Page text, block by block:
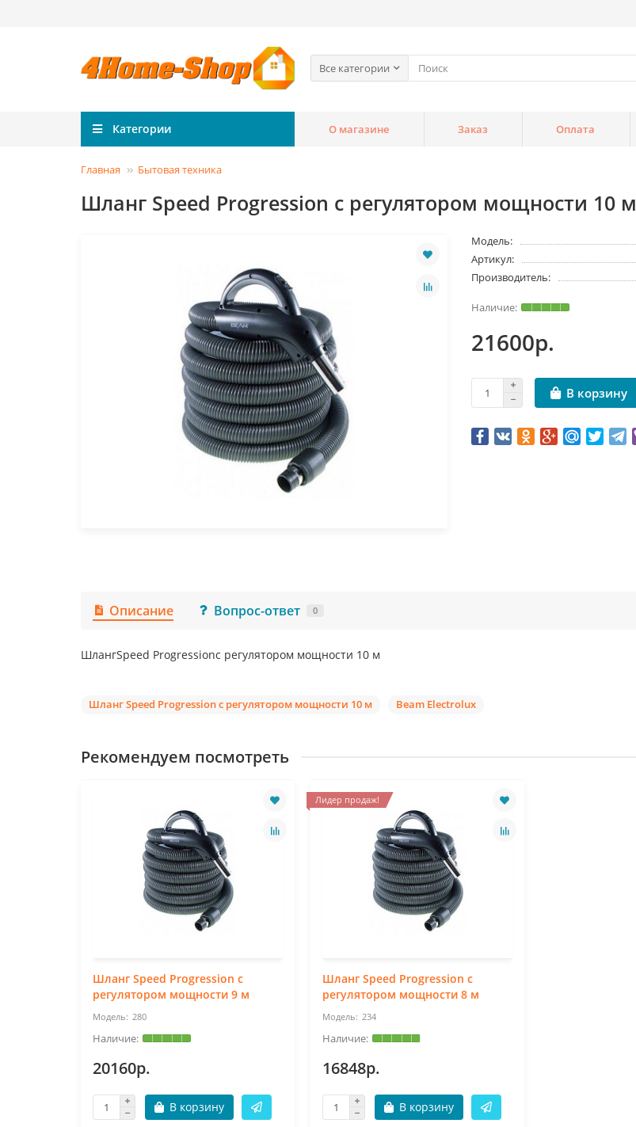
Все категории
Категории О магазине Заказ Оплата
Главная Бытовая техника
Шланг Speed Progression с регулятором мощности 10 м
Модель:
Артикул:
Производитель:
21600р.
В корзину
Описание Вопрос-ответ 0
ШлангSpeed Progressionс регулятором мощности 10 м
Шланг Speed Progression с регулятором мощности 10 м Beam Electrolux
Рекомендуем посмотреть
Шланг Speed Progression с
регулятором мощности 9 м
280
20160р.
В корзину
Лидер продаж!
Шланг Speed Progression с
регулятором мощности 8 м
234
16848р.
В корзину